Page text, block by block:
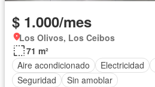
$ 1.000/mes
Los Olivos, Los Ceibos
71 m²
Aire acondicionado
Electricidad
Seguridad
Sin amoblar